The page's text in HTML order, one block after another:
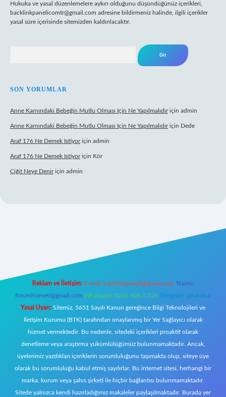
Hukuka ve yasal düzenlemelere aykırı olduğunu düşündüğünüz içerikleri,
backlinkpanelicomtr@gmail.com adresine bildirmeniz halinde, ilgili içerikler
yasal süre içerisinde sitemizden kaldırılacaktır.
SON YORUMLAR
Anne Karnındaki Bebeğin Mutlu Olması Için Ne Yapılmalıdıriçin admin
Anne Karnındaki Bebeğin Mutlu Olması Için Ne Yapılmalıdıriçin Dede
Araf 176 Ne Demek Istiyoriçin admin
Araf 176 Ne Demek Istiyoriçin Kör
Çiğit Neye Deniriçin admin
Reklam ve İletişim: E-mail: backlinkpaneli@gmail.com Teams:
forumhizmeti@gmail.com Whatsapp: 0262 606 0 726 Telegram: @karabul
Yasal Uyarı: Sitemiz, 5651 Sayılı Kanun gereğince Bilgi Teknolojileri ve
İletişim Kurumu (BTK) tarafından onaylanmış bir Yer Sağlayıcı olarak
hizmet vermektedir. Bu nedenle, sitedeki içerikleri proaktif olarak
denetleme veya araştırma yükümlülüğümüz bulunmamaktadır. Ancak,
üyelerimiz yazdıkları içeriklerin sorumluluğunu taşımakta olup, siteye üye
olarak bu sorumluluğu kabul etmiş sayılırlar. Bu internet sitesi, herhangi bir
marka, kurum veya şahıs şirketi ile hiçbir bağlantısı bulunmamaktadır.
Sitede yalnızca kendi hazırladığımız makaleler paylaşılmaktadır. Burada yer